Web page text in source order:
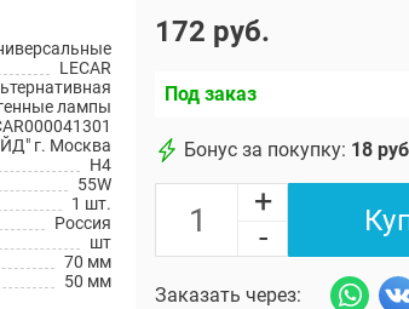
LECAR
лампы
г. Москва
H4
55W
1 шт.
Россия
шт
70 мм
50 мм
172 руб.
Под заказ
Бонус за покупку: 18
+
-
Заказать через: